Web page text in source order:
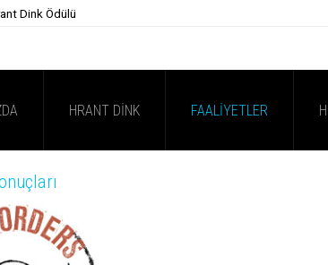
Dink Ödülü
HRANT DINK FAALIYETLER